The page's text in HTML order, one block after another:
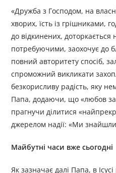
«Дружба з Господом, на
хворих, їсть із грішниками,
до відкинених,
потребуючими, заохочує до
повний авторитету спосіб,
спроможний викликати
безкорисливу радість, яку
Папа, додаючи, що «любов
прагнучи ділитися
джерелом надії: «Ми
Майбутні часи вже сьогодні
Як зазначає далі Папа, в